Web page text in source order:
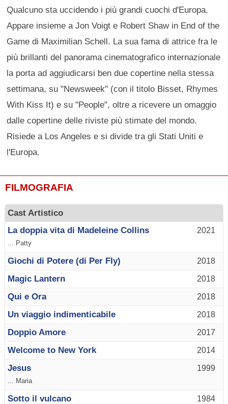
Qualcuno sta uccidendo i più grandi cuochi d'Europa.
Appare insieme a Jon Voigt e Robert Shaw in End of the
Game di Maximilian Schell. La sua fama di attrice fra le
più brillanti del panorama cinematografico internazionale
la porta ad aggiudicarsi ben due copertine nella stessa
settimana, su "Newsweek" (con il titolo Bisset, Rhymes
With Kiss It) e su "People", oltre a ricevere un omaggio
dalle copertine delle riviste più stimate del mondo.
Risiede a Los Angeles e si divide tra gli Stati Uniti e
l'Europa.
FILMOGRAFIA
Cast Artistico
2021
La doppia vita di Madeleine Collins
... Patty
2018
Giochi di Potere (di Per Fly)
2018
Magic Lantern
2018
Qui e Ora
2018
Un viaggio indimenticabile
2017
Doppio Amore
2014
Welcome to New York
1999
Jesus
... Maria
1984
Sotto il vulcano